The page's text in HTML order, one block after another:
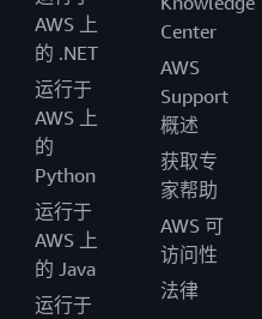
AWS 上
的 .NET
运行于
AWS 上
的
Python
运行于
AWS 上
的 Java
运行于
Center
AWS
Support
概述
获取专
家帮助
AWS 可
访问性
法律